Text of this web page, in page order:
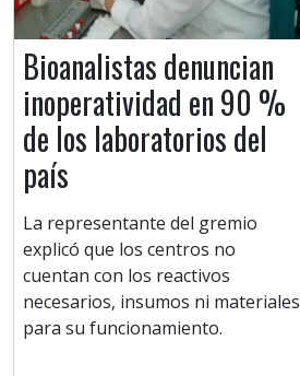
Bioanalistas denuncian
inoperatividad en 90 %
de los laboratorios del
país
La representante del gremio
explicó que los centros no
cuentan con los reactivos
necesarios, insumos ni materiales
para su funcionamiento.